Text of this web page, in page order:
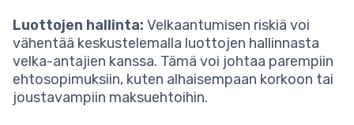
Luottojen hallinta: Velkaantumisen riskiä voi
vähentää keskustelemalla luottojen hallinnasta
velka-antajien kanssa. Tämä voi johtaa parempiin
ehtosopimuksiin, kuten alhaisempaan korkoon tai
joustavampiin maksuehtoihin.